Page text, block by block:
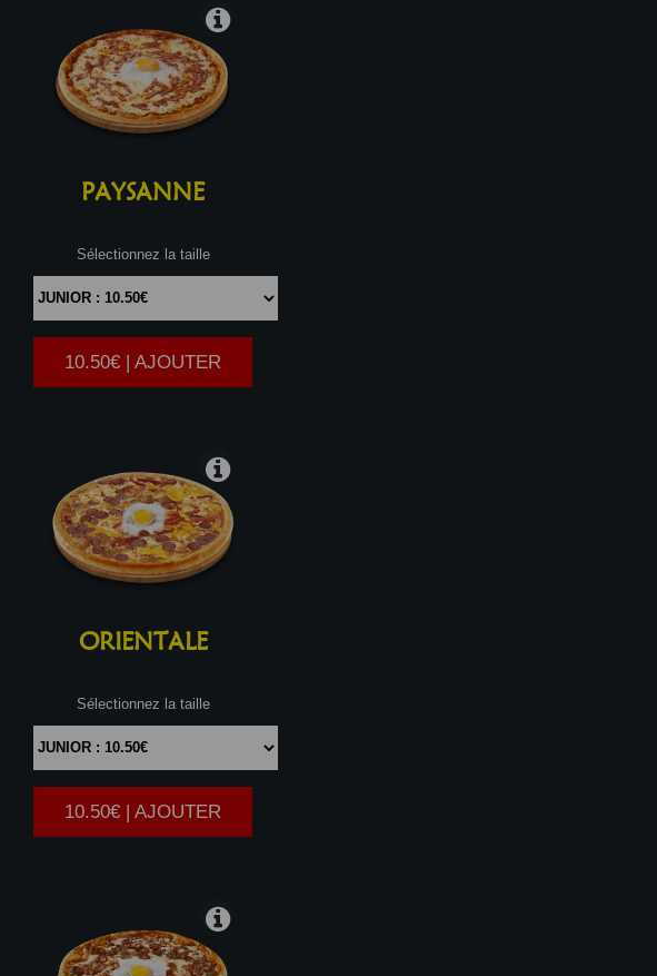
PAYSANNE
Sélectionnez la taille
|
10.50€ | AJOUTER
ORIENTALE
Sélectionnez la taille
|
10.50€ | AJOUTER